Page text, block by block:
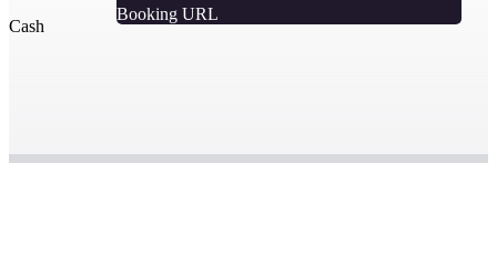
Cash
Booking URL